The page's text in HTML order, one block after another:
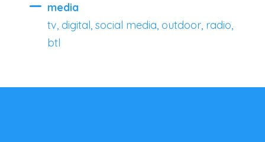
media
tv, digital, social media, outdoor, radio,
btl